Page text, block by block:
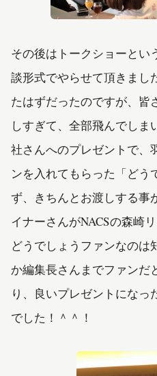
その後はトークショーとい
談形式でやらせて頂きまし
たはずだったのですが、皆
しすぎて、全部飛んでしま
社さんへのプレゼントで、
ンを入れてもらった「どう
ず、きちんとお渡しする事
イナーさんがNACSの森崎
どうでしょうファンなのは
か編集長さんまでファンだ
り、良いプレゼントになっ
でした！＾＾！